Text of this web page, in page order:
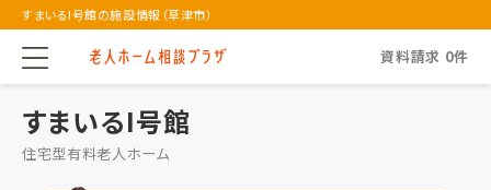
すまいるI号館の施設情報（草津市）
資料請求 0件
すまいるI号館
住宅型有料老人ホーム